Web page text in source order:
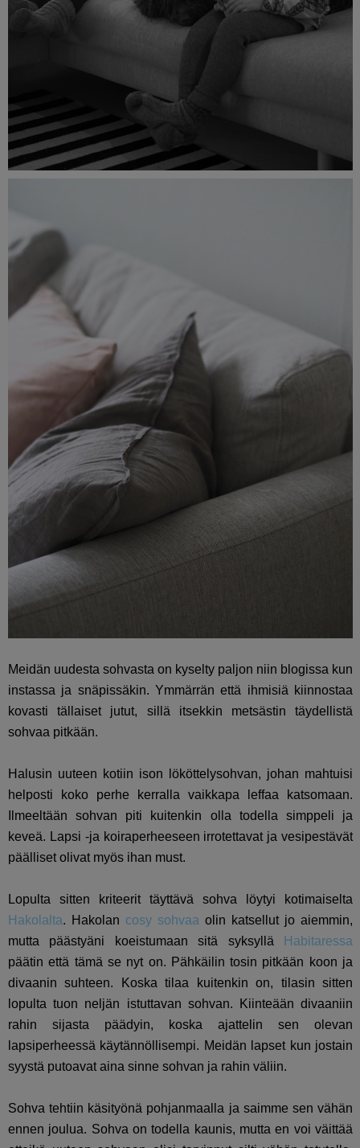
Meidän uudesta sohvasta on kyselty paljon niin blogissa kun
instassa ja snäpissäkin. Ymmärrän että ihmisiä kiinnostaa
kovasti tällaiset jutut, sillä itsekkin metsästin täydellistä
sohvaa pitkään.
Halusin uuteen kotiin ison lököttelysohvan, johan mahtuisi
helposti koko perhe kerralla vaikkapa leffaa katsomaan.
Ilmeeltään sohvan piti kuitenkin olla todella simppeli ja
keveä. Lapsi -ja koiraperheeseen irrotettavat ja vesipestävät
päälliset olivat myös ihan must.
Lopulta sitten kriteerit täyttävä sohva löytyi kotimaiselta
Hakolalta. Hakolan cosy sohvaa olin katsellut jo aiemmin,
mutta päästyäni koeistumaan sitä syksyllä
Habitaressa
päätin että tämä se nyt on. Pähkäilin tosin pitkään koon ja
divaanin suhteen. Koska tilaa kuitenkin on, tilasin sitten
lopulta tuon neljän istuttavan sohvan. Kiinteään divaaniin
rahin sijasta päädyin, koska ajattelin sen olevan
lapsiperheessä käytännöllisempi. Meidän lapset kun jostain
syystä putoavat aina sinne sohvan ja rahin väliin.
Sohva tehtiin käsityönä pohjanmaalla ja saimme sen vähän
ennen joulua. Sohva on todella kaunis, mutta en voi väittää